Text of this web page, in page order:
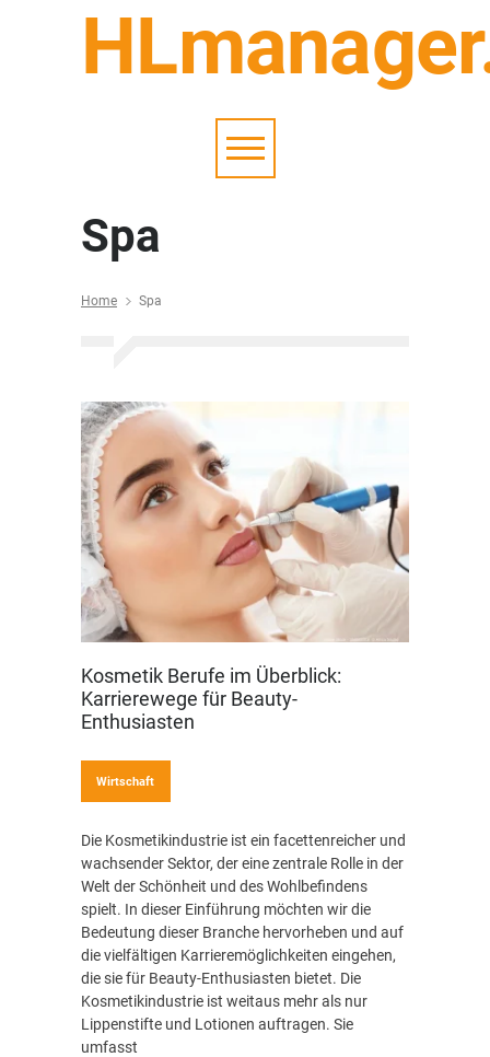
Spa
Home Spa
Kosmetik Berufe im Überblick:
Karrierewege für Beauty-
Enthusiasten
Wirtschaft
Die Kosmetikindustrie ist ein facettenreicher und
wachsender Sektor, der eine zentrale Rolle in der
Welt der Schönheit und des Wohlbefindens
spielt. In dieser Einführung möchten wir die
Bedeutung dieser Branche hervorheben und auf
die vielfältigen Karrieremöglichkeiten eingehen,
die sie für Beauty-Enthusiasten bietet. Die
Kosmetikindustrie ist weitaus mehr als nur
Lippenstifte und Lotionen auftragen. Sie
umfasst